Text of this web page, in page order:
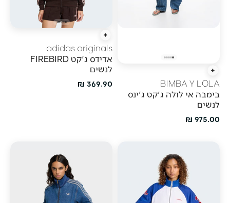
הוספה מהירה
BIMBA Y LOLA
בימבה אי לולה ג'קט ג'ינס
לנשים
מחיר מבצע
975.00 ₪
הוספה מהירה
adidas originals
אדידס ג'קט FIREBIRD
לנשים
מחיר מבצע
369.90 ₪